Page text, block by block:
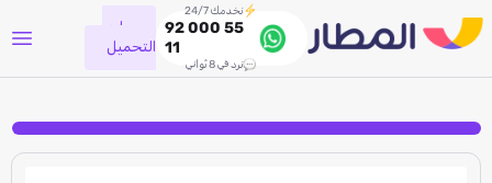
نخدمك 24/7
92 000 55
11
نرد في 8 ثواني
جاري
التحميل